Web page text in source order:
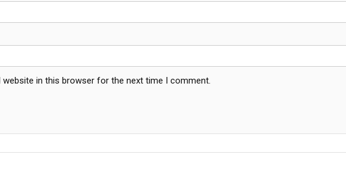
website in this browser for the next time I comment.